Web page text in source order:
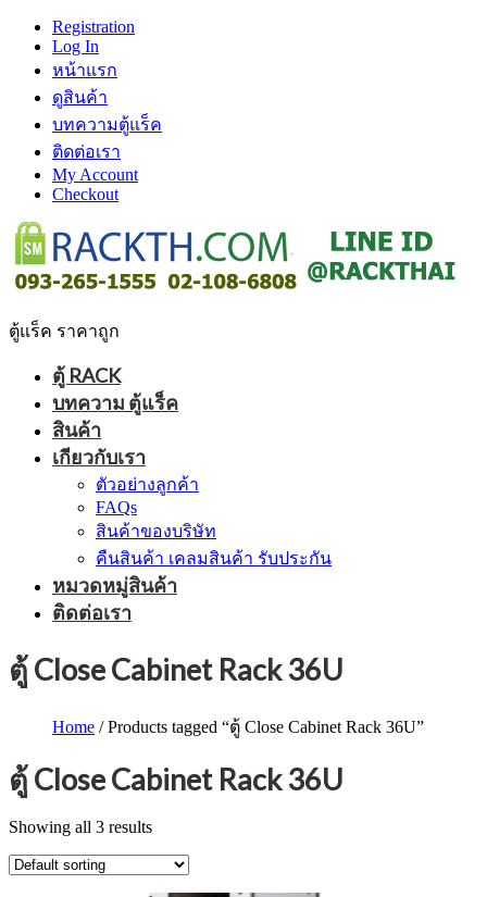
Registration
Log In
หน้าแรก
ดูสินค้า
บทความตู้แร็ค
ติดต่อเรา
My Account
Checkout
ตู้แร็ค ราคาถูก
ตู้ RACK
บทความ ตู้แร็ค
สินค้า
เกียวกับเรา
ตัวอย่างลูกค้า
FAQs
สินค้าของบริษัท
คืนสินค้า เคลมสินค้า รับประกัน
หมวดหมู่สินค้า
ติดต่อเรา
ตู้ Close Cabinet Rack 36U
Home / Products tagged “ตู้ Close Cabinet Rack 36U”
ตู้ Close Cabinet Rack 36U
Showing all 3 results